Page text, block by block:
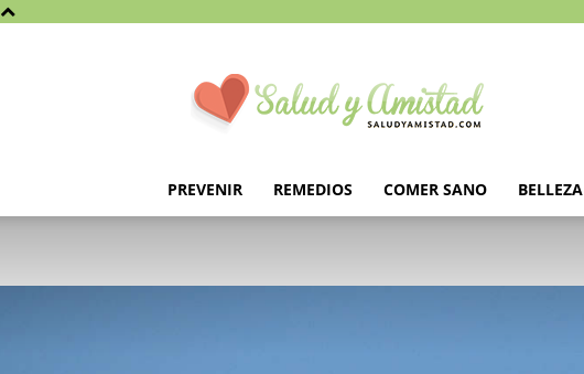
PREVENIR REMEDIOS COMER SANO BELLEZA